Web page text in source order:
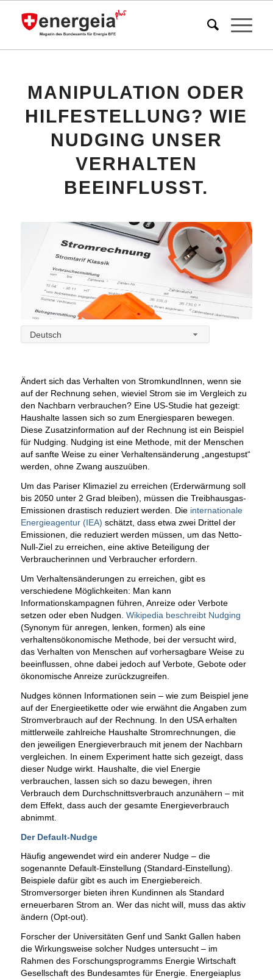
MANIPULATION ODER
HILFESTELLUNG? WIE
NUDGING UNSER
VERHALTEN
BEEINFLUSST.
Deutsch
Ändert sich das Verhalten von StromkundInnen, wenn sie
auf der Rechnung sehen, wieviel Strom sie im Vergleich zu
den Nachbarn verbrauchen? Eine US-Studie hat gezeigt:
Haushalte lassen sich so zum Energiesparen bewegen.
Diese Zusatzinformation auf der Rechnung ist ein Beispiel
für Nudging.
Nudging ist eine Methode, mit der Menschen
auf sanfte Weise zu einer Verhaltensänderung „angestupst“
werden, ohne Zwang auszuüben.
Um das Pariser Klimaziel zu erreichen (Erderwärmung soll
bis 2050 unter 2 Grad bleiben), müssen die Treibhausgas-
Emissionen drastisch reduziert werden. Die internationale
Energieagentur (IEA) schätzt, dass etwa zwei Drittel der
Emissionen, die reduziert werden müssen, um das Netto-
Null-Ziel zu erreichen, eine aktive Beteiligung der
Verbraucherinnen und Verbraucher erfordern.
Um Verhaltensänderungen zu erreichen, gibt es
verschiedene Möglichkeiten: Man kann
Informationskampagnen führen, Anreize oder Verbote
setzen oder eben Nudgen. Wikipedia beschreibt Nudging
(Synonym für anregen, lenken, formen) als eine
verhaltensökonomische Methode, bei der versucht wird,
das Verhalten von Menschen auf vorhersagbare Weise zu
beeinflussen, ohne dabei jedoch auf Verbote, Gebote oder
ökonomische Anreize zurückzugreifen.
Nudges können Informationen sein – wie zum Beispiel jene
auf der Energieetikette oder wie erwähnt die Angaben zum
Stromverbrauch auf der Rechnung. In den USA erhalten
mittlerweile zahlreiche Haushalte Stromrechnungen, die
den jeweiligen Energieverbrauch mit jenem der Nachbarn
vergleichen. In einem Experiment hatte sich gezeigt, dass
dieser Nudge wirkt. Haushalte, die viel Energie
verbrauchen, lassen sich so dazu bewegen, ihren
Verbrauch dem Durchschnittsverbrauch anzunähern – mit
dem Effekt, dass auch der gesamte Energieverbrauch
abnimmt.
Der Default-Nudge
Häufig angewendet wird ein anderer Nudge – die
sogenannte Default-Einstellung (Standard-Einstellung).
Beispiele dafür gibt es auch im Energiebereich.
Stromversorger bieten ihren Kundinnen als Standard
erneuerbaren Strom an. Wer das nicht will, muss das aktiv
ändern (Opt-out).
Forscher der Universitäten Genf und Sankt Gallen haben
die Wirkungsweise solcher Nudges untersucht – im
Rahmen des Forschungsprogramms Energie Wirtschaft
Gesellschaft des Bundesamtes für Energie. Energeiaplus